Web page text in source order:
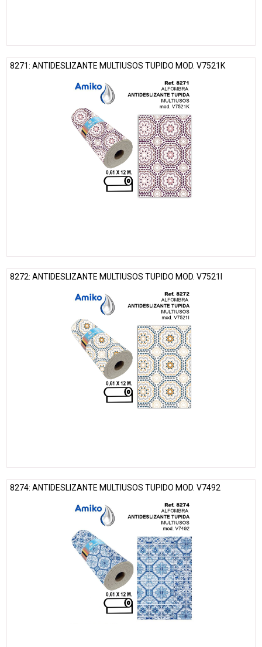
8271: ANTIDESLIZANTE MULTIUSOS TUPIDO MOD. V7521K
8272: ANTIDESLIZANTE MULTIUSOS TUPIDO MOD. V7521I
8274: ANTIDESLIZANTE MULTIUSOS TUPIDO MOD. V7492